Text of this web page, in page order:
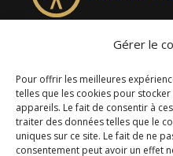
Gérer le
Pour offrir les meilleures
telles que les cookies pour
appareils. Le fait de consentir à
traiter des données telles que le
uniques sur ce site. Le fait de ne
consentement peut avoir un effet
4957, rue Lionel-Groulx,
Desmaures QC G3A 0M7